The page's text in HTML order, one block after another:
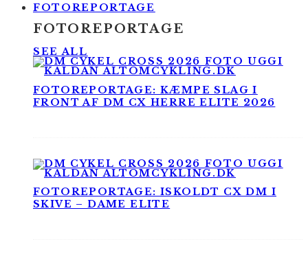
FOTOREPORTAGE
FOTOREPORTAGE
SEE ALL
FOTOREPORTAGE: KÆMPE SLAG I
FRONT AF DM CX HERRE ELITE 2026
FOTOREPORTAGE: ISKOLDT CX DM I
SKIVE – DAME ELITE